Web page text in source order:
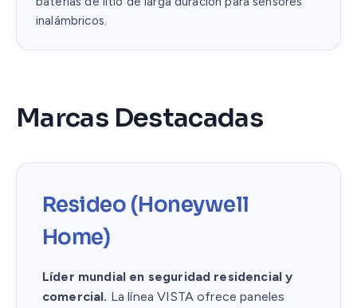
inalámbricos.
Marcas Destacadas
Resideo (Honeywell
Home)
Líder mundial en seguridad residencial y
comercial. La línea VISTA ofrece paneles